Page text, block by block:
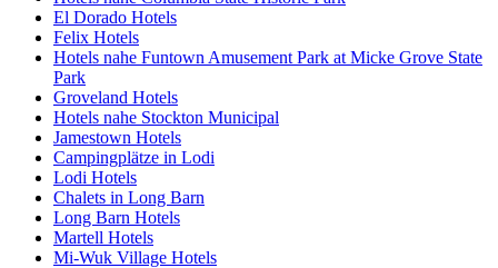
El Dorado Hotels
Felix Hotels
Hotels nahe Funtown Amusement Park at Micke Grove State
Park
Groveland Hotels
Hotels nahe Stockton Municipal
Jamestown Hotels
Campingplätze in Lodi
Lodi Hotels
Chalets in Long Barn
Long Barn Hotels
Martell Hotels
Mi-Wuk Village Hotels